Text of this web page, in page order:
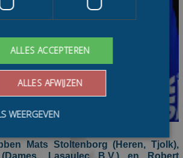
Mats Stoltenborg (Heren, Tjolk),
Lasaulec B.V.) en Robert
ALLES ACCEPTEREN
ALLES AFWIJZEN
WEERGEVEN